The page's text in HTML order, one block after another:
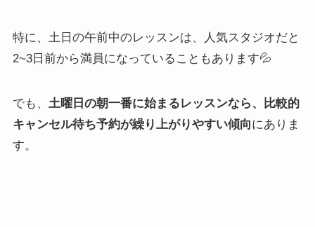
特に、土日の午前中のレッスンは、人気スタジオだと
2~3日前から満員になっていることもあります💦
でも、 土曜日の朝一番に始まるレッスンなら、比較的
キャンセル待ち予約が繰り上がりやすい傾向にありま
す。